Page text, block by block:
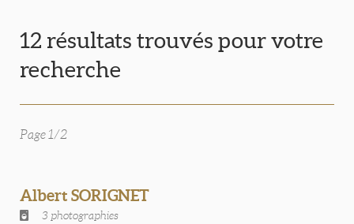
12 résultats trouvés pour votre
recherche
Page 1/2
Albert SORIGNET
3 photographies